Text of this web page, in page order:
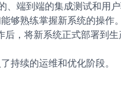
端到端的集成测试和用
够熟练掌握新系统的操作。
，将新系统正式部署到
持续的运维和优化阶段。